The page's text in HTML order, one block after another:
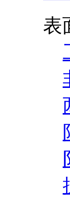
表